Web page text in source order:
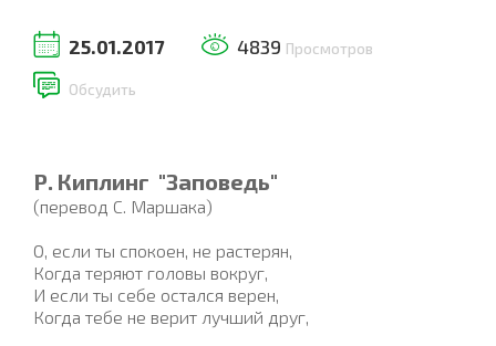
25.01.2017 4839 Просмотров
Обсудить
Р. Киплинг "Заповедь"
(перевод С. Маршака)
О, если ты спокоен, не растерян,
Когда теряют головы вокруг,
И если ты себе остался верен,
Когда тебе не верит лучший друг,